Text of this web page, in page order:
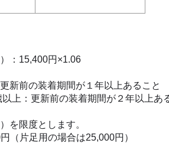
円×1.06
の装着期間が１年以上あること
が２年以上ある
を限度とします。
片足用の場合は25,000円）